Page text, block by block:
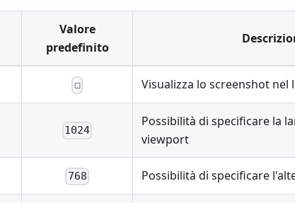
Valore
predefinito
☐ Visualizza lo screenshot nel
1024
Possibilità di specificare la
viewport
768 Possibilità di specificare